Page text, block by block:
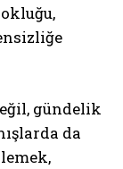
gündelik
da